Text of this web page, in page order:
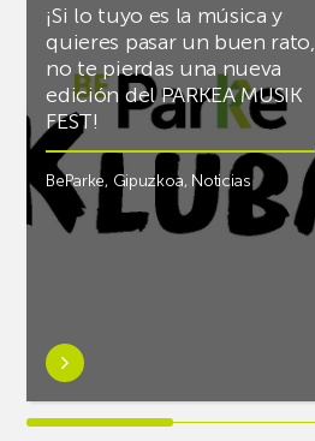
¡Si lo tuyo es la música y
quieres pasar un buen rato,
no te pierdas una nueva
edición del PARKEA MUSIK
FEST!
BeParke, Gipuzkoa, Noticias
Saber
más
sobre¡Si